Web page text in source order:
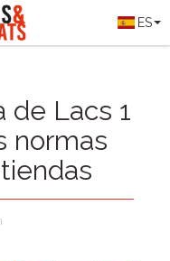
ES
de Lacs 1
normas